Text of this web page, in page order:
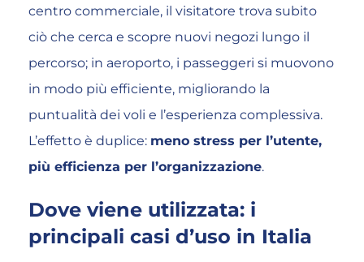
centro commerciale, il visitatore trova subito
ciò che cerca e scopre nuovi negozi lungo il
percorso; in aeroporto, i passeggeri si muovono
in modo più efficiente, migliorando la
puntualità dei voli e l’esperienza complessiva.
L’effetto è duplice: meno stress per l’utente,
più efficienza per l’organizzazione.
Dove viene utilizzata: i
principali casi d’uso in Italia